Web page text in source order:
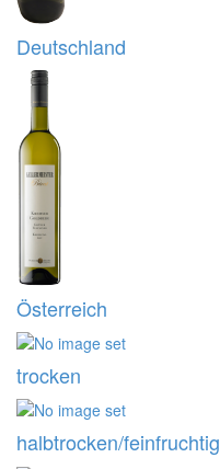
Deutschland
Österreich
trocken
halbtrocken/feinfruchtig